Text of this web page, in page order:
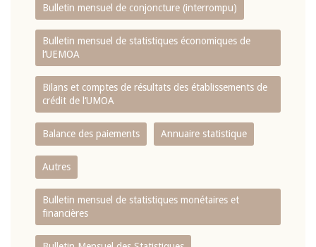
Bulletin mensuel de conjoncture (interrompu)
Bulletin mensuel de statistiques économiques de
l‘UEMOA
Bilans et comptes de résultats des établissements de
crédit de l‘UMOA
Balance des paiements Annuaire statistique
Autres
Bulletin mensuel de statistiques monétaires et
financières